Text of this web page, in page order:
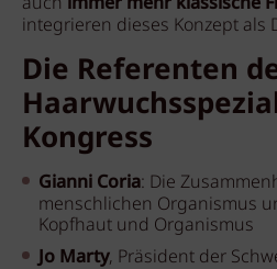
integrieren dieses Konzept als
Die Referenten
Kongress
Gianni Coria: Die
menschlichen Organismus
Kopfhaut und Organismus
Jo Marty, Präsident der